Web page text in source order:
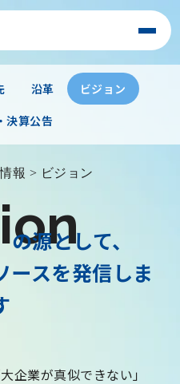
沿革
ビジョン
決算公告
報 > ビジョン
源として、
ースを発信しま
企業が真似できない」